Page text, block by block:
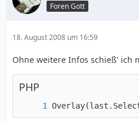
Foren Gott
18. August 2008 um 16:59
Ohne weitere Infos schieß' ich
PHP